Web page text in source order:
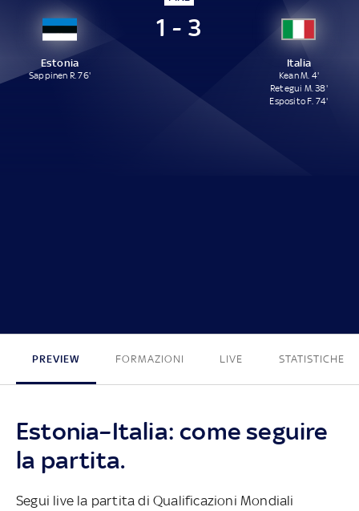
Estonia
Sappinen R. 76'
1 - 3
Italia
Kean M. 4'
Retegui M. 38'
Esposito F. 74'
PREVIEW FORMAZIONI LIVE STATISTICHE
Estonia–Italia: come seguire
la partita.
Segui live la partita di Qualificazioni Mondiali